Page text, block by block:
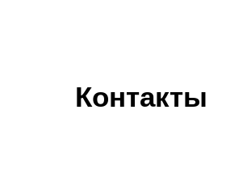
Контакты